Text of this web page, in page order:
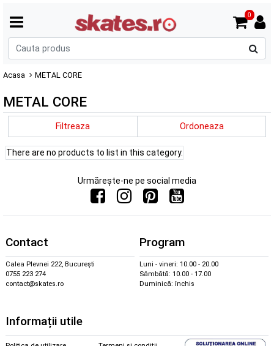
0
Acasa METAL CORE
METAL CORE
Filtreaza Ordoneaza
There are no products to list in this category.
Urmărește-ne pe social media
Contact
Calea Plevnei 222, București
0755 223 274
contact@skates.ro
Program
Luni - vineri: 10.00 - 20.00
Sâmbătă: 10.00 - 17.00
Duminică: închis
Informații utile